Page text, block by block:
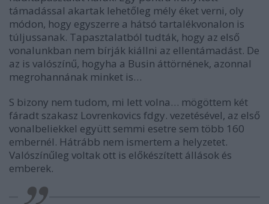
támadással akartak lehetőleg mély éket verni, oly
módon, hogy egyszerre a hátsó tartalékvonalon is
túljussanak. Tapasztalatból tudták, hogy az első
vonalunkban nem bírják kiállni az ellentámadást. De
az is valószínű, hogyha a Busin áttörnének, azonnal
megrohannának minket is…
S bizony nem tudom, mi lett volna… mögöttem két
fáradt szakasz Lovrenkovics fdgy. vezetésével, az első
vonalbeliekkel együtt semmi esetre sem több 160
embernél. Hátrább nem ismertem a helyzetet.
Valószínűleg voltak ott is előkészített állások és
emberek.